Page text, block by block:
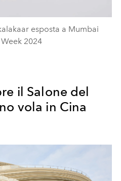
esposta a Mumbai
2024
il Salone del
vola in Cina